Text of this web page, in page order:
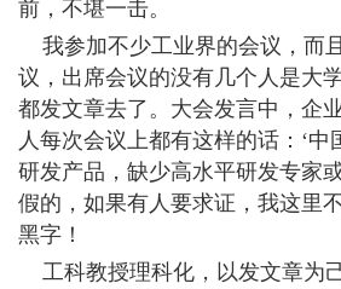
前，不堪一击。
我参加不少工业界的会议，而
议，出席会议的没有几个人是大
都发文章去了。大会发言中，企
人每次会议上都有这样的话：‘中
研发产品，缺少高水平研发专家
假的，如果有人要求证，我这里
黑字！
工科教授理科化，以发文章为